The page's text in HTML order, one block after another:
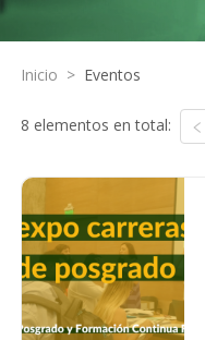
Inicio > Eventos
8 elementos en total: